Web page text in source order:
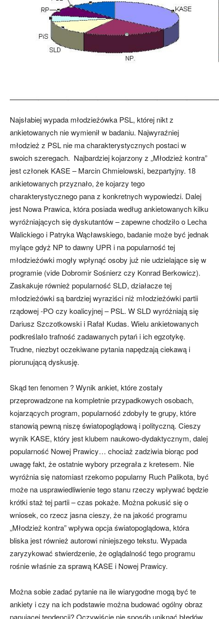
Najsłabiej wypada młodzieżówka PSL, której nikt z
ankietowanych nie wymienił w badaniu. Najwyraźniej
młodzież z PSL nie ma charakterystycznych postaci w
swoich szeregach. Najbardziej kojarzony z „Młodzież kontra”
jest członek KASE – Marcin Chmielowski, bezpartyjny. 18
ankietowanych przyznało, że kojarzy tego
charakterystycznego pana z konkretnych wypowiedzi. Dalej
jest Nowa Prawica, która posiada według ankietowanych kilku
wyróżniających się dyskutantów – zapewne chodziło o Lecha
Walickiego i Patryka Wącławskiego, badanie może być jednak
mylące gdyż NP to dawny UPR i na popularność tej
młodzieżówki mogły wpłynąć osoby już nie udzielające się w
programie (vide Dobromir Sośnierz czy Konrad Berkowicz).
Zaskakuje również popularność SLD, działacze tej
młodzieżówki są bardziej wyraziści niż młodzieżówki partii
rządowej -PO czy koalicyjnej – PSL. W SLD wyróżniają się
Dariusz Szczotkowski i Rafał Kudas. Wielu ankietowanych
podkreślało trafność zadawanych pytań i ich egzotykę.
Trudne, niezbyt oczekiwane pytania napędzają ciekawą i
piorunującą dyskusję.
Skąd ten fenomen ? Wynik ankiet, które zostały
przeprowadzone na kompletnie przypadkowych osobach,
kojarzących program, popularność zdobyły te grupy, które
stanowią pewną niszę światopoglądową i polityczną. Cieszy
wynik KASE, który jest klubem naukowo-dydaktycznym, dalej
popularność Nowej Prawicy… chociaż zadziwia biorąc pod
uwagę fakt, że ostatnie wybory przegrała z kretesem. Nie
wyróżnia się natomiast rzekomo popularny Ruch Palikota, być
może na usprawiedliwienie tego stanu rzeczy wpływać będzie
krótki staż tej partii – czas pokaże. Można pokusić się o
wniosek, co rzecz jasna cieszy, że na jakość programu
„Młodzież kontra” wpływa opcja światopoglądowa, która
bliska jest również autorowi niniejszego tekstu. Wypada
zaryzykować stwierdzenie, że oglądalność tego programu
rośnie właśnie za sprawą KASE i Nowej Prawicy.
Można sobie zadać pytanie na ile wiarygodne mogą być te
ankiety i czy na ich podstawie można budować ogólny obraz
panującej tendencji? Oczywiście nie sposób uniknąć błędów,